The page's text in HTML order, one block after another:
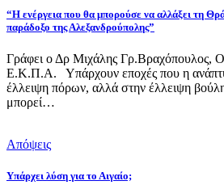
“Η ενέργεια που θα μπορούσε να αλλάξει τη
παράδοξο της Αλεξανδρούπολης”
Γράφει ο Δρ Μιχάλης Γρ.Βραχόπουλος,
Ε.Κ.Π.Α. Υπάρχουν εποχές που η
έλλειψη πόρων, αλλά στην έλλειψη
μπορεί…
Απόψεις
Υπάρχει λύση για το Αιγαίο;